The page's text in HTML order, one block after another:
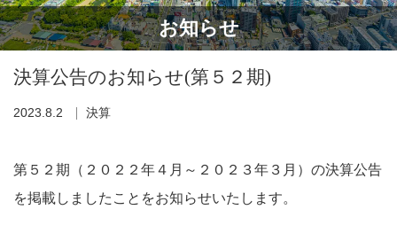
お知らせ
決算公告のお知らせ(第５２期)
2023.8.2 決算
第５２期（２０２２年４月～２０２３年３月）の決算公告
を掲載しましたことをお知らせいたします。